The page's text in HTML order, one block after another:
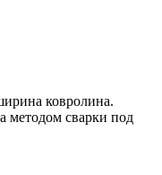
ковролина.
методом сварки под